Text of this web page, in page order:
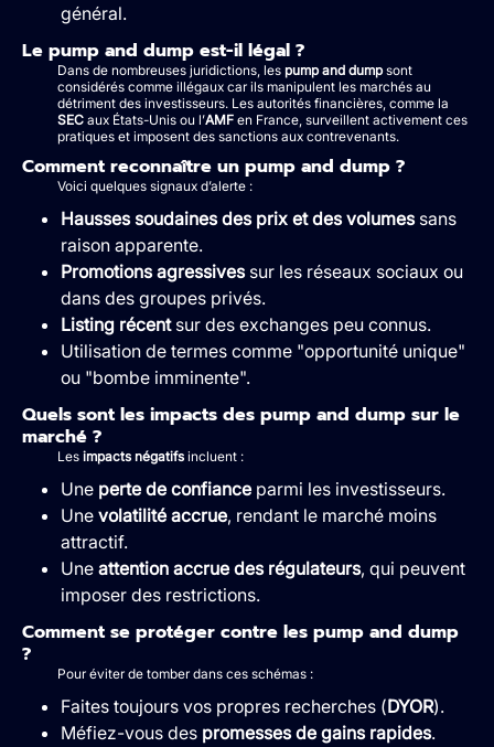
général.
Le pump and dump est-il légal ?
Dans de nombreuses juridictions, les pump and dumpsont
considérés comme illégaux car ils manipulent les marchés au
détriment des investisseurs. Les autorités financières, comme la
SEC aux États-Unis ou l’AMF en France, surveillent activement ces
pratiques et imposent des sanctions aux contrevenants.
Comment reconnaître un pump and dump ?
Voici quelques signaux d’alerte :
Hausses soudaines des prix et des volumessans
raison apparente.
Promotions agressivessur les réseaux sociaux ou
dans des groupes privés.
Listing récentsur des exchanges peu connus.
Utilisation de termes comme "opportunité unique"
ou "bombe imminente".
Quels sont les impacts des pump and dump sur le
marché ?
Les impacts négatifs incluent :
Une perte de confiance parmi les investisseurs.
Une volatilité accrue, rendant le marché moins
attractif.
Une attention accrue des régulateurs, qui peuvent
imposer des restrictions.
Comment se protéger contre les pump and dump
?
Pour éviter de tomber dans ces schémas :
Faites toujours vos propres recherches (DYOR).
Méfiez-vous des promesses de gains rapides.